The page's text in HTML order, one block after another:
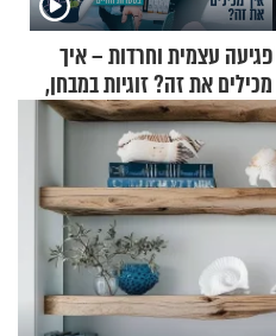
פגיעה עצמית וחרדות – איך
מכילים את זה? זוגיות במבחן,
הפעם עם יהודית ואלתר כהן